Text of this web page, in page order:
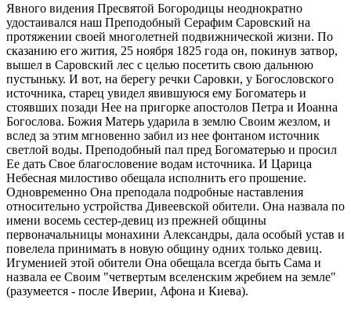
Явного видения Пресвятой Богородицы неоднократно
удостаивался наш Преподобный Серафим Саровский на
протяжении своей многолетней подвижнической жизни. По
сказанию его жития, 25 ноября 1825 года он, покинув затвор,
вышел в Саровский лес с целью посетить свою дальнюю
пустыньку. И вот, на берегу речки Саровки, у Богословского
источника, старец увидел явившуюся ему Богоматерь и
стоявших позади Нее на пригорке апостолов Петра и Иоанна
Богослова. Божия Матерь ударила в землю Своим жезлом, и
вслед за этим мгновенно забил из нее фонтаном источник
светлой воды. Преподобный пал пред Богоматерью и просил
Ее дать Свое благословение водам источника. И Царица
Небесная милостиво обещала исполнить его прошение.
Одновременно Она преподала подробные наставления
относительно устройства Дивеевской обители. Она назвала по
имени восемь сестер-девиц из прежней общины
первоначальницы монахини Александры, дала особый устав и
повелела принимать в новую общину одних только девиц.
Игуменией этой обители Она обещала всегда быть Сама и
назвала ее Своим "четвертым вселенским жребием на земле"
(разумеется - после Иверии, Афона и Киева).